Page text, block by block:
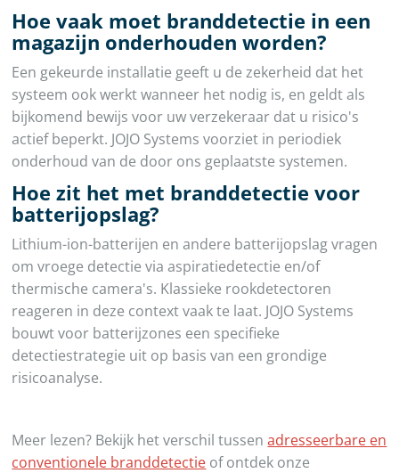
Hoe vaak moet branddetectie in een
magazijn onderhouden worden?
Een gekeurde installatie geeft u de zekerheid dat het
systeem ook werkt wanneer het nodig is, en geldt als
bijkomend bewijs voor uw verzekeraar dat u risico's
actief beperkt. JOJO Systems voorziet in periodiek
onderhoud van de door ons geplaatste systemen.
Hoe zit het met branddetectie voor
batterijopslag?
Lithium-ion-batterijen en andere batterijopslag vragen
om vroege detectie via aspiratiedetectie en/of
thermische camera's. Klassieke rookdetectoren
reageren in deze context vaak te laat. JOJO Systems
bouwt voor batterijzones een specifieke
detectiestrategie uit op basis van een grondige
risicoanalyse.
Meer lezen? Bekijk het verschil tussenadresseerbare en
conventionele branddetectie of ontdek onze